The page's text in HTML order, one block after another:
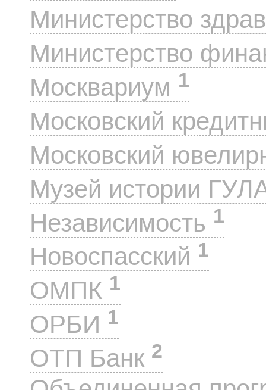
Министерство
Министерство
Москвариум 1
Московский
Московский
Музей истории
Независимость 1
Новоспасский 1
ОМПК 1
ОРБИ 1
ОТП Банк 2